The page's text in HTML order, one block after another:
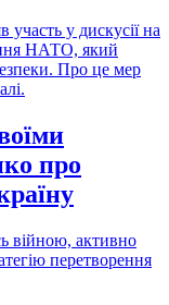
у дискусії на
НАТО, який
Про це мер
про
війною, активно
перетворення